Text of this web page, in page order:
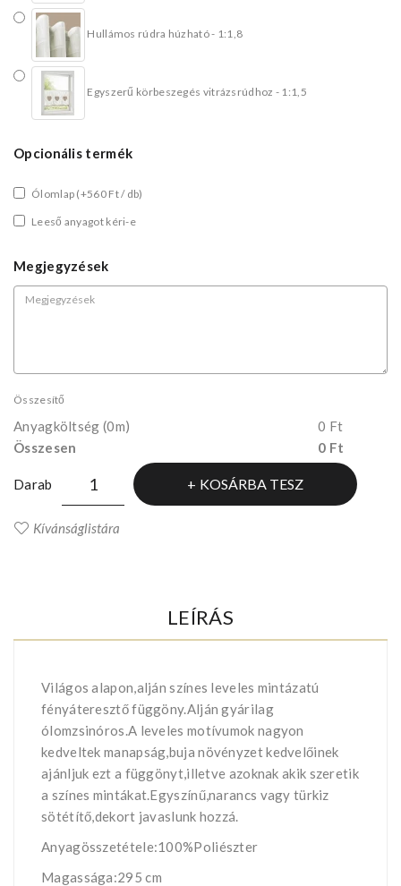
Hullámos rúdra húzható - 1:1,8
Egyszerű körbeszegés vitrázsrúdhoz - 1:1,5
Opcionális termék
Ólomlap (+560 Ft / db)
Leeső anyagot kéri-e
Megjegyzések
Összesítő
Anyagköltség (0m)
0 Ft
Összesen
0 Ft
Darab KOSÁRBA TESZ
Kívánságlistára
LEÍRÁS
Világos alapon,alján színes leveles mintázatú
fényáteresztő függöny.Alján gyárilag
ólomzsinóros.A leveles motívumok nagyon
kedveltek manapság,buja növényzet kedvelőinek
ajánljuk ezt a függönyt,illetve azoknak akik szeretik
a színes mintákat.Egyszínű,narancs vagy türkiz
sötétítő,dekort javaslunk hozzá.
Anyagösszetétele:100%Poliészter
Magassága:295 cm